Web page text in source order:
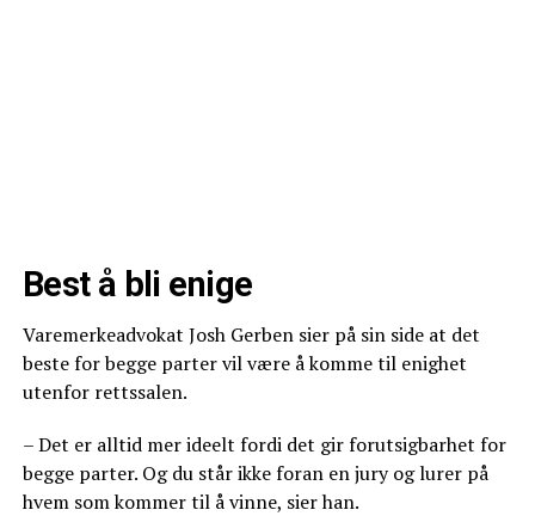
Best å bli enige
Varemerkeadvokat Josh Gerben sier på sin side at det
beste for begge parter vil være å komme til enighet
utenfor rettssalen.
– Det er alltid mer ideelt fordi det gir forutsigbarhet for
begge parter. Og du står ikke foran en jury og lurer på
hvem som kommer til å vinne, sier han.